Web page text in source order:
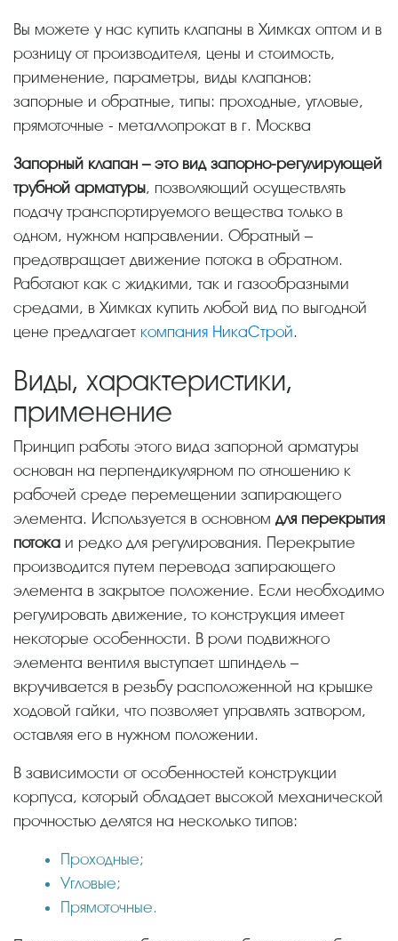
Вы можете у нас купить клапаны в Химках оптом и в
розницу от производителя, цены и стоимость,
применение, параметры, виды клапанов:
запорные и обратные, типы: проходные, угловые,
прямоточные - металлопрокат в г. Москва
Запорный клапан – это вид запорно-регулирующей
трубной арматуры, позволяющий осуществлять
подачу транспортируемого вещества только в
одном, нужном направлении. Обратный –
предотвращает движение потока в обратном.
Работают как с жидкими, так и газообразными
средами, в Химках купить любой вид по выгодной
цене предлагает компания НикаСтрой.
Виды, характеристики,
применение
Принцип работы этого вида запорной арматуры
основан на перпендикулярном по отношению к
рабочей среде перемещении запирающего
элемента. Используется в основном для перекрытия
потока и редко для регулирования. Перекрытие
производится путем перевода запирающего
элемента в закрытое положение. Если необходимо
регулировать движение, то конструкция имеет
некоторые особенности. В роли подвижного
элемента вентиля выступает шпиндель –
вкручивается в резьбу расположенной на крышке
ходовой гайки, что позволяет управлять затвором,
оставляя его в нужном положении.
В зависимости от особенностей конструкции
корпуса, который обладает высокой механической
прочностью делятся на несколько типов:
Проходные;
Угловые;
Прямоточные.